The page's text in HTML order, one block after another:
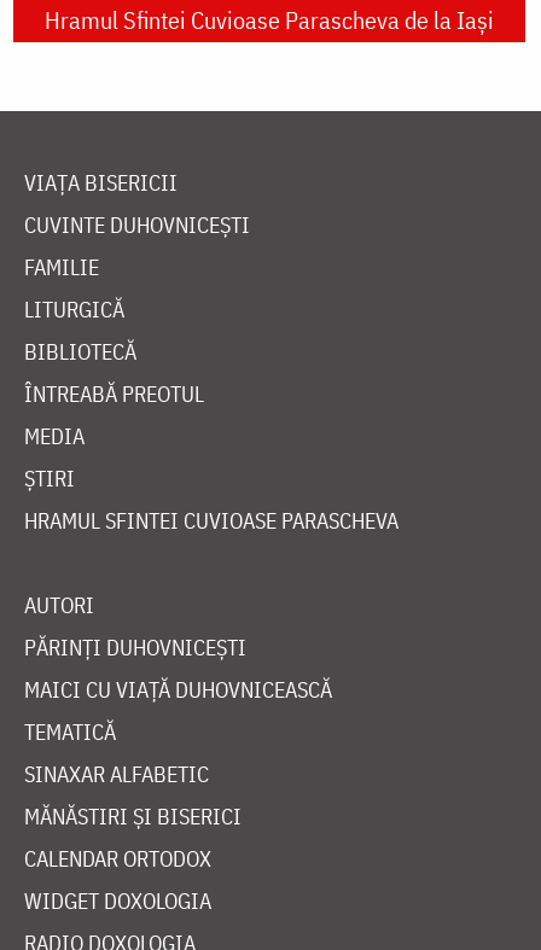
Hramul Sfintei Cuvioase Parascheva de la Iași
VIAȚA BISERICII
CUVINTE DUHOVNICEȘTI
FAMILIE
LITURGICĂ
BIBLIOTECĂ
ÎNTREABĂ PREOTUL
MEDIA
ȘTIRI
HRAMUL SFINTEI CUVIOASE PARASCHEVA
AUTORI
PĂRINȚI DUHOVNICEȘTI
MAICI CU VIAȚĂ DUHOVNICEASCĂ
TEMATICĂ
SINAXAR ALFABETIC
MĂNĂSTIRI ȘI BISERICI
CALENDAR ORTODOX
WIDGET DOXOLOGIA
RADIO DOXOLOGIA